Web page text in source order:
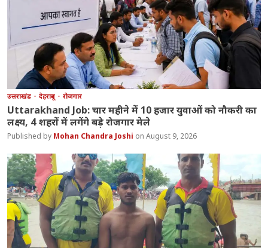
उत्तराखंड देहरादून रोजगार
Uttarakhand Job: चार महीने में 10 हजार युवाओं को नौकरी का
लक्ष्य, 4 शहरों में लगेंगे बड़े रोजगार मेले
Mohan Chandra Joshi August 9, 2026